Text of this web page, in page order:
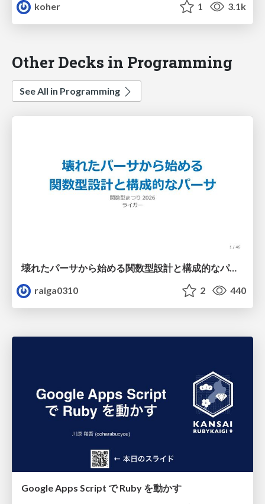
koher
1 3.1k
Other Decks in Programming
See All in Programming
壊れたパーサから始める関数型設計と構成的なパーサ #fp_matsuri
raiga0310
2 440
Google Apps Script で Ruby を動かす